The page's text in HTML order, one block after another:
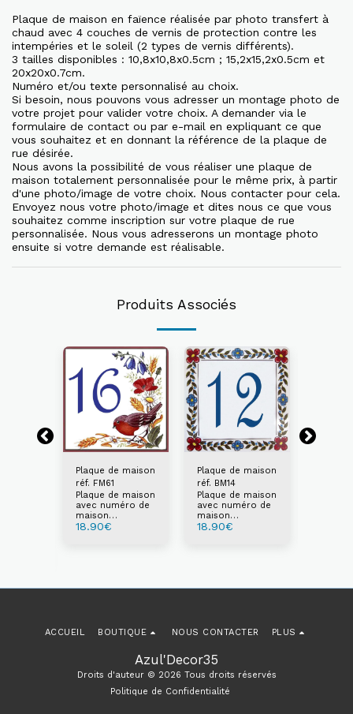
Plaque de maison en faïence réalisée par photo transfert à
chaud avec 4 couches de vernis de protection contre les
intempéries et le soleil (2 types de vernis différents).
3 tailles disponibles : 10,8x10,8x0.5cm ; 15,2x15,2x0.5cm et
20x20x0.7cm.
Numéro et/ou texte personnalisé au choix.
Si besoin, nous pouvons vous adresser un montage photo de
votre projet pour valider votre choix. A demander via le
formulaire de contact ou par e-mail en expliquant ce que
vous souhaitez et en donnant la référence de la plaque de
rue désirée.
Nous avons la possibilité de vous réaliser une plaque de
maison totalement personnalisée pour le même prix, à partir
d'une photo/image de votre choix. Nous contacter pour cela.
Envoyez nous votre photo/image et dites nous ce que vous
souhaitez comme inscription sur votre plaque de rue
personnalisée. Nous vous adresserons un montage photo
ensuite si votre demande est réalisable.
Produits Associés
Plaque de maison
réf. FM61
Plaque de maison
avec numéro de
maison
personnalisable
18.90€
Plaque de maison
réf. BM14
Plaque de maison
avec numéro de
maison
personnalisable
18.90€
Azul'Decor35
Droits d'auteur © 2026 Tous droits réservés
Politique de Confidentialité
ACCUEIL BOUTIQUE NOUS CONTACTER PLUS